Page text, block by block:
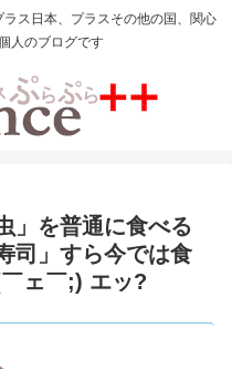
ラス日本、プラスその他の国、関心
人のブログです
」を普通に食べる
司」すら今では食
ェ￣;) エッ?